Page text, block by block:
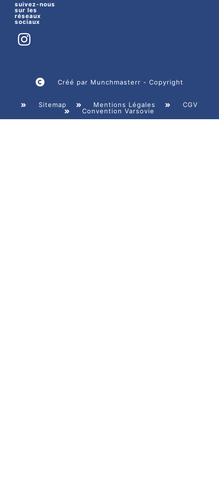
suivez-nous
sur les
réseaux
sociaux
Créé par Munchmasterr - Copyright
Sitemap Mentions Légales
CGV
Convention Varsovie